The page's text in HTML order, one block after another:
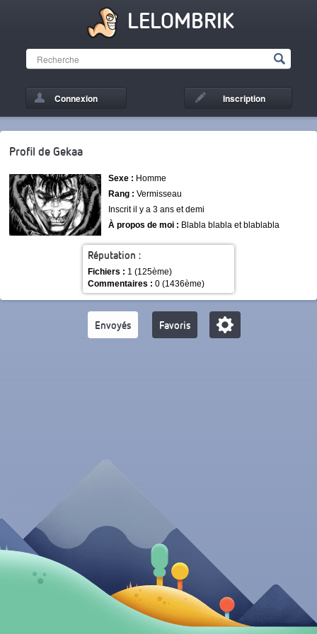
LELOMBRIK
Connexion Inscription
Réputation :
Fichiers : 1 (125ème)
Commentaires : 0 (1436ème)
Profil de Gekaa
Sexe : Homme
Rang : Vermisseau
Inscrit il y a 3 ans et demi
À propos de moi : Blabla blabla et blablabla
Envoyés Favoris